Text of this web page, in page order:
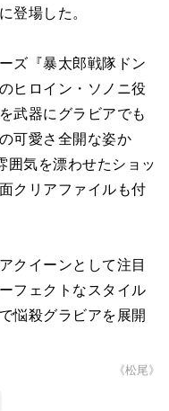
登場した。
ズ『暴太郎戦隊ドン
ヒロイン・ソノニ役
武器にグラビアでも
可愛さ全開な姿か
囲気を漂わせたショッ
クリアファイルも付
クイーンとして注目
フェクトなスタイル
悩殺グラビアを展開
《松尾》